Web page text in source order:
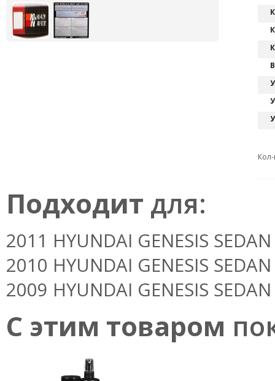
Подходит для:
2011 HYUNDAI GENESIS
2010 HYUNDAI GENESIS
2009 HYUNDAI GENESIS
С этим товаром